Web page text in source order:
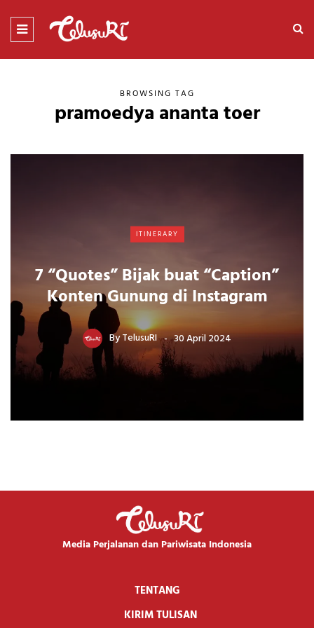
BROWSING TAG
pramoedya ananta toer
ITINERARY
7 “Quotes” Bijak buat “Caption”
Konten Gunung di Instagram
ByTelusuRI 30 April 2024
Media Perjalanan dan Pariwisata Indonesia
TENTANG
KIRIM TULISAN